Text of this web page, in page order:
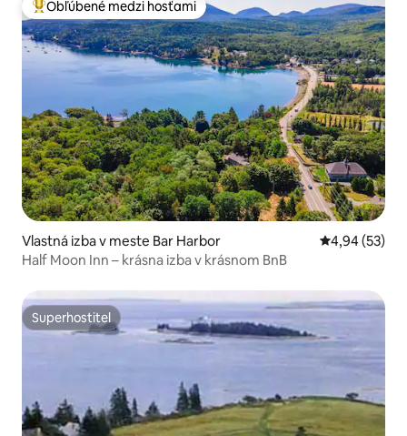
Najobľúbenejšie medzi hosťami
Obľúbené medzi hosťami
Vlastná izba v meste Bar Harbor Priemerné
4,94 (53)
Half Moon Inn – krásna izba v krásnom BnB
Superhostiteľ
Superhostiteľ